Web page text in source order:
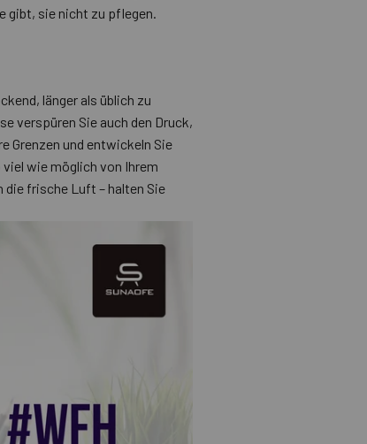
gibt, sie nicht zu pflegen.
länger als üblich zu
verspüren Sie auch den Druck,
Grenzen und entwickeln Sie
viel wie möglich von Ihrem
die frische Luft – halten Sie